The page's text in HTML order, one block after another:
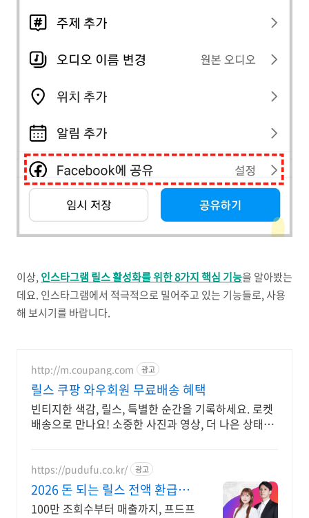
이상, 인스타그램 릴스 활성화를 위한 8가지 핵심 기능을 알아봤는
데요. 인스타그램에서 적극적으로 밀어주고 있는 기능들로, 사용
해 보시기를 바랍니다.
http://m.coupang.com 광고
릴스 쿠팡 와우회원 무료배송 혜택
빈티지한 색감, 릴스, 특별한 순간을 기록하세요. 로켓
배송으로 만나요! 소중한 사진과 영상, 더 나은 상태로
https://pudufu.co.kr/ 광고
2026 돈 되는 릴스 전액 환급해
주는 강의
100만 조회수부터 매출까지, 프드프